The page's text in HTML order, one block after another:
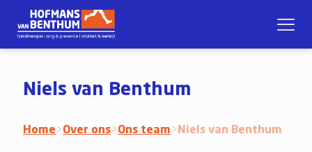
Niels van Benthum
Home>Over ons>Ons team> Niels van Benthum